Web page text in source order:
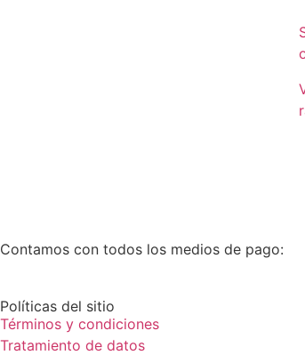
Contamos con todos los medios de pago:
Políticas del sitio
Términos y condiciones
Tratamiento de datos